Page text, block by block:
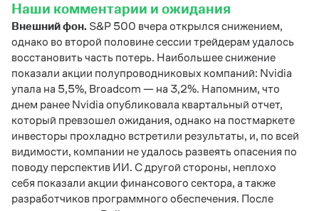
Наши комментарии и ожидания
Внешний фон. S&P 500 вчера открылся снижением,
однако во второй половине сессии трейдерам удалось
восстановить часть потерь. Наибольшее снижение
показали акции полупроводниковых компаний: Nvidia
упала на 5,5%, Broadcom — на 3,2%. Напомним, что
днем ранее Nvidia опубликовала квартальный отчет,
который превзошел ожидания, однако на постмаркете
инвесторы прохладно встретили результаты, и, по всей
видимости, компании не удалось развеять опасения по
поводу перспектив ИИ. С другой стороны, неплохо
себя показали акции финансового сектора, а также
разработчиков программного обеспечения. После